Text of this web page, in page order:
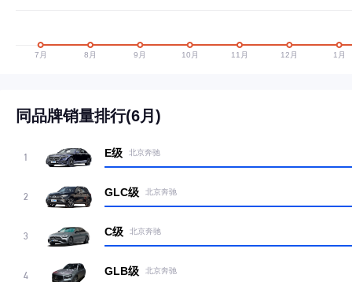
同品牌销量排行(6月)
1 E级 北京奔驰
2 GLC级 北京奔驰
3 C级 北京奔驰
4 GLB级 北京奔驰